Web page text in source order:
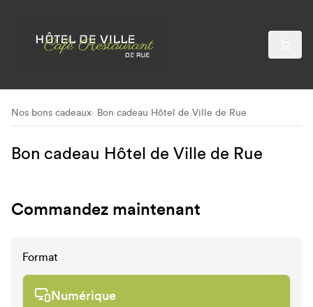
Nos bons cadeaux Bon cadeau Hôtel de Ville de Rue
Bon cadeau Hôtel de Ville de Rue
Commandez maintenant
Format
Numérique